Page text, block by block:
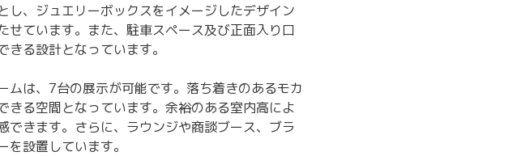
、ジュエリーボックスをイメージしたデザイン
せています。また、駐車スペース及び正面入り口
る設計となっています。
は、7台の展示が可能です。落ち着きのあるモカ
る空間となっています。余裕のある室内高によ
できます。さらに、ラウンジや商談ブース、ブラ
設置しています。